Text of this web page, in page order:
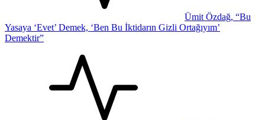
Ümit Özdağ, “Bu
Yasaya ‘Evet’ Demek, ‘Ben Bu İktidarın Gizli Ortağıyım’
Demektir”